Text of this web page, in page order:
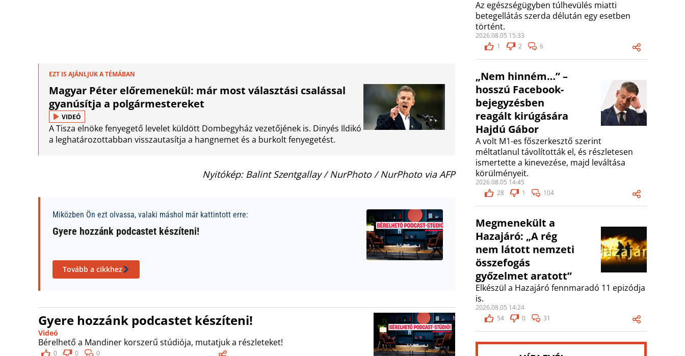
EZT IS AJÁNLJUK A TÉMÁBAN
Magyar Péter előremenekül: már most választási csalással
gyanúsítja a polgármestereket
VIDEÓ
A Tisza elnöke fenyegető levelet küldött Dombegyház vezetőjének is. Dinyés Ildikó
a leghatározottabban visszautasítja a hangnemet és a burkolt fenyegetést.
Nyitókép: Balint Szentgallay / NurPhoto / NurPhoto via AFP
Miközben Ön ezt olvassa, valaki máshol már kattintott erre:
Gyere hozzánk podcastet készíteni!
Tovább a cikkhez
Gyere hozzánk podcastet készíteni!
Videó
Bérelhető a Mandiner korszerű stúdiója, mutatjuk a részleteket!
0 0 0
Az egészségügyben túlhevülés miatti
betegellátás szerda délután egy esetben
történt.
2026.08.05 15:33
1
2 6
„Nem hinném…” –
hosszú Facebook-
bejegyzésben
reagált kirúgására
Hajdú Gábor
A volt M1-es főszerkesztő szerint
méltatlanul távolították el, és részletesen
ismertette a kinevezése, majd leváltása
körülményeit.
2026.08.05 14:45
28
1 104
Megmenekült a
Hazajáró: „A rég
nem látott nemzeti
összefogás
győzelmet aratott”
Elkészül a Hazajáró fennmaradó 11 epizódja
is.
2026.08.05 14:24
54
0 31